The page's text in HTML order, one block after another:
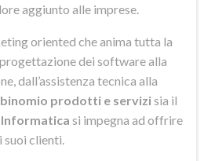
aggiunto alle imprese.
oriented che anima tutta la
dei software alla
dall’assistenza tecnica alla
prodotti e servizisia il
Informatica si impegna ad offrire
suoi clienti.